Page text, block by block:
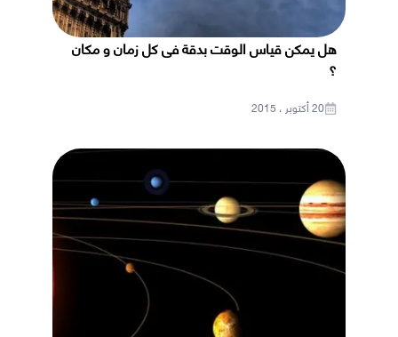
هل يمكن قياس الوقت بدقة فى كل زمان و مكان
؟
20 أكتوبر ، 2015